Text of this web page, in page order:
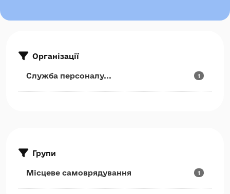
Організації
Служба персоналу... 1
Групи
Місцеве самоврядування 1